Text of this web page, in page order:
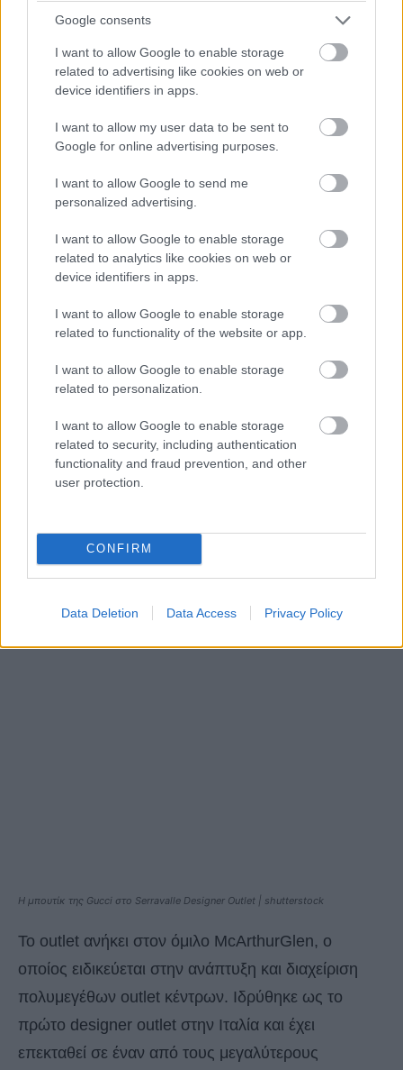
Google consents
I want to allow Google to enable storage
related to advertising like cookies on web or
device identifiers in apps.
I want to allow my user data to be sent to
Google for online advertising purposes.
I want to allow Google to send me
personalized advertising.
I want to allow Google to enable storage
related to analytics like cookies on web or
device identifiers in apps.
I want to allow Google to enable storage
related to functionality of the website or app.
I want to allow Google to enable storage
related to personalization.
I want to allow Google to enable storage
related to security, including authentication
functionality and fraud prevention, and other
user protection.
CONFIRM
Data Deletion Data Access Privacy Policy
Serravalle Designer Outlet
πρώτο και μεγαλύτερο εκπτωτικό χωριό
σχεδιαστών στην Ευρώπη. Με περισσότερα από
230 καταστήματα, προσφέρει πολύ μεγάλες
εκπτώσεις και μια σειρά από ανέσεις, όπως
δωρεάν Wi-Fi και χώρο στάθμευσης. Το Serravalle
Designer Outlet είναι ένας από τους πιο γνωστούς
προορισμούς για τους λάτρεις των designer
αγορών στην Ευρώπη αφού μπορούν να
αγοράσουν luxury items σε τιμές εκπτωτικές μέχρι
και 70%!
Η μπουτίκ της Gucci στο Serravalle Designer Outlet | shutterstock
Το outlet ανήκει στον όμιλο McArthurGlen, ο
οποίος ειδικεύεται στην ανάπτυξη και διαχείριση
πολυμεγέθων outlet κέντρων. Ιδρύθηκε ως το
πρώτο designer outlet στην Ιταλία και έχει
επεκταθεί σε έναν από τους μεγαλύτερους